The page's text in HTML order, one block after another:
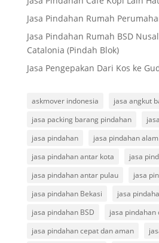
Jasa Pindahan Rumah
Jasa Pindahan Rumah BSD
Catalonia (Pindah Blok)
Jasa Pengepakan Dari Kos ke
askmover indonesia
jasa angkut
jasa packing barang pindahan
jasa pindahan
jasa pindahan
jasa pindahan antar kota
jasa
jasa pindahan antar pulau
jasa
jasa pindahan Bekasi
jasa
jasa pindahan BSD
jasa pindahan
jasa pindahan cepat dan aman